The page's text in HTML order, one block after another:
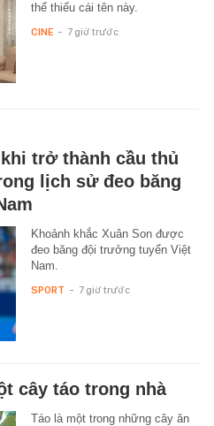
thể thiếu cái tên này.
CINE - 7 giờ trước
trở thành cầu thủ
lịch sử đeo băng
Khoảnh khắc Xuân Son được
đeo băng đội trưởng tuyển Việt
Nam.
SPORT - 7 giờ trước
cây táo trong nhà
Táo là một trong những cây ăn